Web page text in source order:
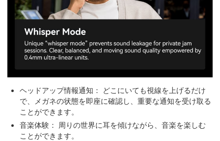
ヘッドアップ情報通知： どこにいても視線を上げるだけ
で、メガネの状態を即座に確認し、重要な通知を受け取る
ことができます。
音楽体験： 周りの世界に耳を傾けながら、音楽を楽しむ
ことができます。